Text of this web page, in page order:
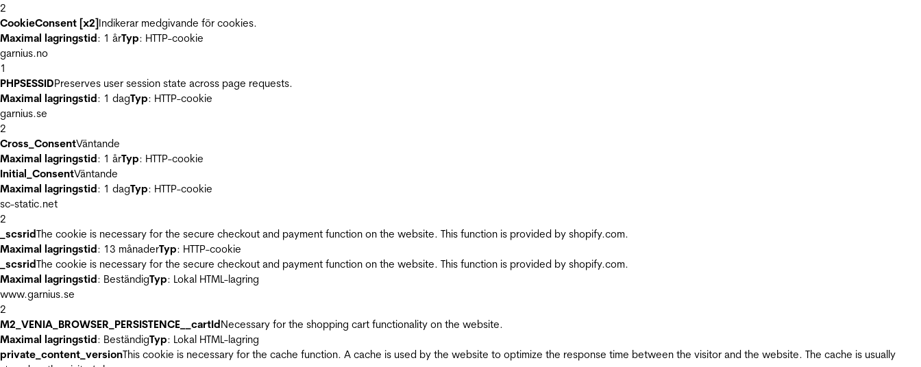
2
CookieConsent [x2]Indikerar medgivande för cookies.
Maximal lagringstid: 1 årTyp: HTTP-cookie
garnius.no
1
PHPSESSIDPreserves user session state across page requests.
Maximal lagringstid: 1 dagTyp: HTTP-cookie
garnius.se
2
Cross_ConsentVäntande
Maximal lagringstid: 1 årTyp: HTTP-cookie
Initial_ConsentVäntande
Maximal lagringstid: 1 dagTyp: HTTP-cookie
sc-static.net
2
_scsridThe cookie is necessary for the secure checkout and payment function on the website. This function is provided by shopify.com.
Maximal lagringstid: 13 månaderTyp: HTTP-cookie
_scsridThe cookie is necessary for the secure checkout and payment function on the website. This function is provided by shopify.com.
Maximal lagringstid: BeständigTyp: Lokal HTML-lagring
www.garnius.se
2
M2_VENIA_BROWSER_PERSISTENCE__cartIdNecessary for the shopping cart functionality on the website.
Maximal lagringstid: BeständigTyp: Lokal HTML-lagring
private_content_versionThis cookie is necessary for the cache function. A cache is used by the website to optimize the response time between the visitor and the website. The cache is usually